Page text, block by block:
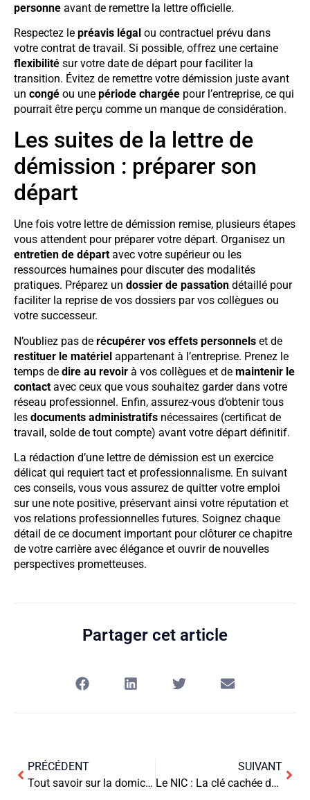
personne avant de remettre la lettre officielle.
Respectez le préavis légal ou contractuel prévu dans
votre contrat de travail. Si possible, offrez une certaine
flexibilité sur votre date de départ pour faciliter la
transition. Évitez de remettre votre démission juste avant
un congé ou une période chargée pour l’entreprise, ce qui
pourrait être perçu comme un manque de considération.
Les suites de la lettre de
démission : préparer son
départ
Une fois votre lettre de démission remise, plusieurs étapes
vous attendent pour préparer votre départ. Organisez un
entretien de départ avec votre supérieur ou les
ressources humaines pour discuter des modalités
pratiques. Préparez un dossier de passation détaillé pour
faciliter la reprise de vos dossiers par vos collègues ou
votre successeur.
N’oubliez pas de récupérer vos effets personnels et de
restituer le matériel appartenant à l’entreprise. Prenez le
temps de dire au revoir à vos collègues et de maintenir le
contact avec ceux que vous souhaitez garder dans votre
réseau professionnel. Enfin, assurez-vous d’obtenir tous
les documents administratifs nécessaires (certificat de
travail, solde de tout compte) avant votre départ définitif.
La rédaction d’une lettre de démission est un exercice
délicat qui requiert tact et professionnalisme. En suivant
ces conseils, vous vous assurez de quitter votre emploi
sur une note positive, préservant ainsi votre réputation et
vos relations professionnelles futures. Soignez chaque
détail de ce document important pour clôturer ce chapitre
de votre carrière avec élégance et ouvrir de nouvelles
perspectives prometteuses.
Partager cet article
PRÉCÉDENT
Tout savoir sur la domiciliation de votre entreprise en Suisse
SUIVANT
Le NIC : La clé cachée de l’identité numérique des entreprises